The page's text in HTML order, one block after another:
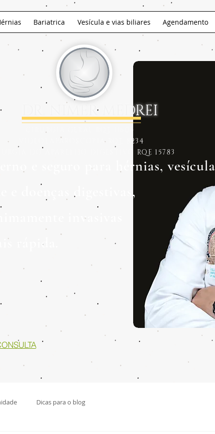
Bariatrica Vesícula e vias biliares Agendamento
DR. NIMER MEDREI
CIRURGIA GERAL RQE 11604
VIDEOLAPAROSCOPIA RQE 8234
DO APARELHO DIGESTIVO RQE 15783
e seguro para hérnias,
e doenças digestivas,
invasivas
rápida.
Dicas para o blog